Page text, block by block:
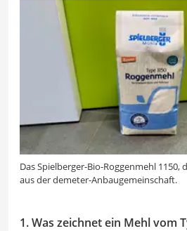
Das Spielberger-Bio-Roggenmehl
aus der demeter-Anbaugemeinschaft.
1. Was zeichnet ein Mehl vom